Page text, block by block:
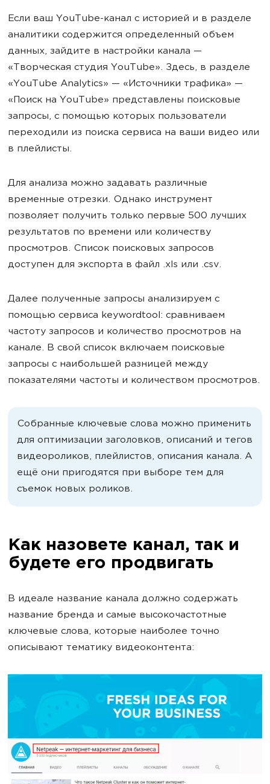
Если ваш YouTube-канал с историей и в разделе
аналитики содержится определенный объем
данных, зайдите в настройки канала —
«Творческая студия YouTube». Здесь, в разделе
«YouTube Analytics» — «Источники трафика» —
«Поиск на YouTube» представлены поисковые
запросы, с помощью которых пользователи
переходили из поиска сервиса на ваши видео или
в плейлисты.
Для анализа можно задавать различные
временные отрезки. Однако инструмент
позволяет получить только первые 500 лучших
результатов по времени или количеству
просмотров. Список поисковых запросов
доступен для экспорта в файл .xls или .csv.
Далее полученные запросы анализируем с
помощью сервиса keywordtool: сравниваем
частоту запросов и количество просмотров на
канале. В свой список включаем поисковые
запросы с наибольшей разницей между
показателями частоты и количеством просмотров.
Собранные ключевые слова можно применить
для оптимизации заголовков, описаний и тегов
видеороликов, плейлистов, описания канала. А
ещё они пригодятся при выборе тем для
съемок новых роликов.
Как назовете канал, так и
будете его продвигать
В идеале название канала должно содержать
название бренда и самые высокочастотные
ключевые слова, которые наиболее точно
описывают тематику видеоконтента: